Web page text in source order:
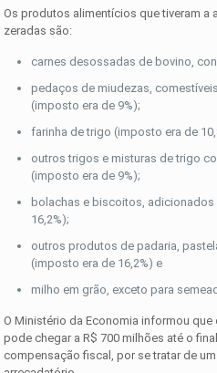
Os produtos alimentícios que tiveram
zeradas são:
carnes desossadas de bovino,
pedaços de miudezas,
(imposto era de 9%);
farinha de trigo (imposto era de
outros trigos e misturas de trigo
(imposto era de 9%);
bolachas e biscoitos,
16,2%);
outros produtos de padaria,
(imposto era de 16,2%) e
milho em grão, exceto para
O Ministério da Economia informou
pode chegar a R$ 700 milhões até o
compensação fiscal, por se tratar de